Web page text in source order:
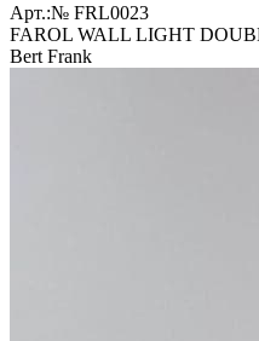
Арт.:№ FRL0023
FAROL WALL LIGHT
Bert Frank